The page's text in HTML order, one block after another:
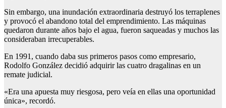
Sin embargo, una inundación extraordinaria destruyó los terraplenes
y provocó el abandono total del emprendimiento. Las máquinas
quedaron durante años bajo el agua, fueron saqueadas y muchos las
consideraban irrecuperables.
En 1991, cuando daba sus primeros pasos como empresario,
Rodolfo González decidió adquirir las cuatro dragalinas en un
remate judicial.
«Era una apuesta muy riesgosa, pero veía en ellas una oportunidad
única», recordó.